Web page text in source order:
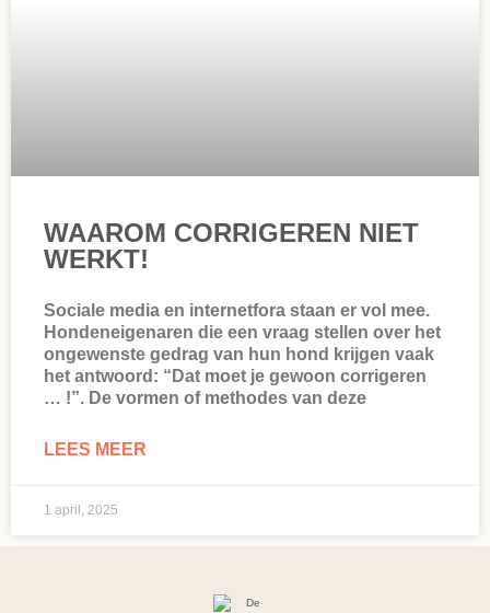
WAAROM CORRIGEREN NIET
WERKT!
Sociale media en internetfora staan er vol mee.
Hondeneigenaren die een vraag stellen over het
ongewenste gedrag van hun hond krijgen vaak
het antwoord: “Dat moet je gewoon corrigeren
… !”. De vormen of methodes van deze
LEES MEER
1 april, 2025